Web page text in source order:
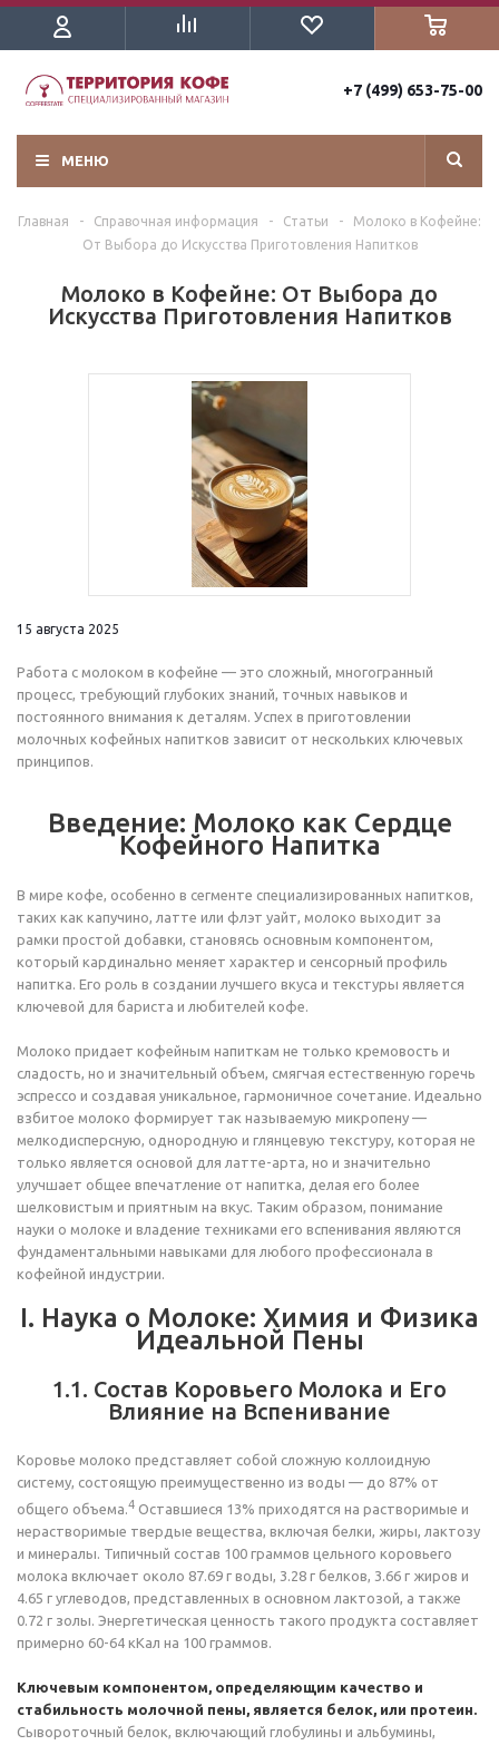
+7 (499) 653-75-00
МЕНЮ
Главная - Справочная информация - Статьи -
Молоко в Кофейне:
От Выбора до Искусства Приготовления Напитков
Молоко в Кофейне: От Выбора до
Искусства Приготовления Напитков
15 августа 2025
Работа с молоком в кофейне — это сложный, многогранный
процесс, требующий глубоких знаний, точных навыков и
постоянного внимания к деталям. Успех в приготовлении
молочных кофейных напитков зависит от нескольких ключевых
принципов.
Введение: Молоко как Сердце
Кофейного Напитка
В мире кофе, особенно в сегменте специализированных напитков,
таких как капучино, латте или флэт уайт, молоко выходит за
рамки простой добавки, становясь основным компонентом,
который кардинально меняет характер и сенсорный профиль
напитка. Его роль в создании лучшего вкуса и текстуры является
ключевой для бариста и любителей кофе.
Молоко придает кофейным напиткам не только кремовость и
сладость, но и значительный объем, смягчая естественную горечь
эспрессо и создавая уникальное, гармоничное сочетание. Идеально
взбитое молоко формирует так называемую микропену —
мелкодисперсную, однородную и глянцевую текстуру, которая не
только является основой для латте-арта, но и значительно
улучшает общее впечатление от напитка, делая его более
шелковистым и приятным на вкус. Таким образом, понимание
науки о молоке и владение техниками его вспенивания являются
фундаментальными навыками для любого профессионала в
кофейной индустрии.
I. Наука о Молоке: Химия и Физика
Идеальной Пены
1.1. Состав Коровьего Молока и Его
Влияние на Вспенивание
Коровье молоко представляет собой сложную коллоидную
систему, состоящую преимущественно из воды — до 87% от
общего объема.4 Оставшиеся 13% приходятся на растворимые и
нерастворимые твердые вещества, включая белки, жиры, лактозу
и минералы. Типичный состав 100 граммов цельного коровьего
молока включает около 87.69 г воды, 3.28 г белков, 3.66 г жиров и
4.65 г углеводов, представленных в основном лактозой, а также
0.72 г золы. Энергетическая ценность такого продукта составляет
примерно 60-64 кКал на 100 граммов.
Ключевым компонентом, определяющим качество и
стабильность молочной пены, является белок, или протеин.
Сывороточный белок, включающий глобулины и альбумины,